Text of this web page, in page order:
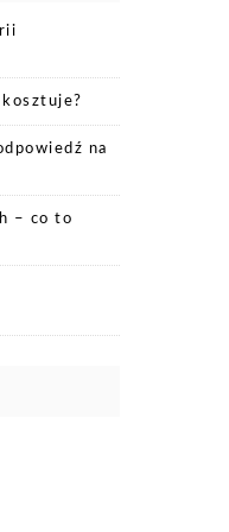
na
– co to